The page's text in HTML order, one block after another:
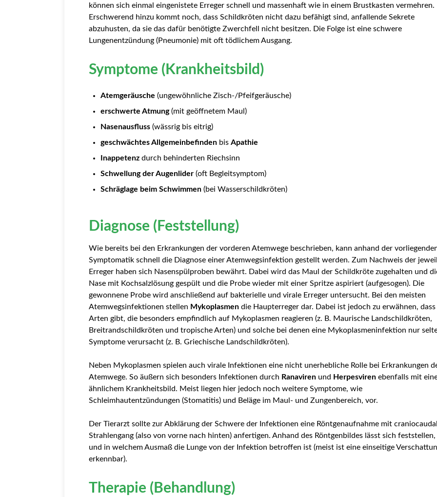
können sich einmal eingenistete Erreger schnell und massenhaft wie in einem Brustkasten vermehren.
Erschwerend hinzu kommt noch, dass Schildkröten nicht dazu befähigt sind, anfallende Sekrete
abzuhusten, da sie das dafür benötigte Zwerchfell nicht besitzen. Die Folge ist eine schwere
Lungenentzündung (Pneumonie) mit oft tödlichem Ausgang.
Symptome (Krankheitsbild)
Atemgeräusche (ungewöhnliche Zisch-/Pfeifgeräusche)
erschwerte Atmung(mit geöffnetem Maul)
Nasenausfluss (wässrig bis eitrig)
geschwächtes Allgemeinbefinden bis Apathie
Inappetenz durch behinderten Riechsinn
Schwellung der Augenlider (oft Begleitsymptom)
Schräglage beim Schwimmen (bei Wasserschildkröten)
Diagnose (Feststellung)
Wie bereits bei den Erkrankungen der vorderen Atemwege beschrieben, kann anhand der
Symptomatik schnell die Diagnose einer Atemwegsinfektion gestellt werden. Zum Nachweis der
Erreger haben sich Nasenspülproben bewährt. Dabei wird das Maul der Schildkröte zugehalten und
Nase mit Kochsalzlösung gespült und die Probe wieder mit einer Spritze aspiriert (aufgesogen). Die
gewonnene Probe wird anschließend auf bakterielle und virale Erreger untersucht. Bei den meisten
Atemwegsinfektionen stellen Mykoplasmen die Haupterreger dar. Dabei ist jedoch zu erwähnen, dass
Arten gibt, die besonders empfindlich auf Mykoplasmen reagieren (z. B. Maurische Landschildkröten,
Breitrandschildkröten und tropische Arten) und solche bei denen eine Mykoplasmeninfektion nur
Symptome verursacht (z. B. Griechische Landschildkröten).
Neben Mykoplasmen spielen auch virale Infektionen eine nicht unerhebliche Rolle bei Erkrankungen
Atemwege. So äußern sich besonders Infektionen durch Ranaviren und Herpesviren ebenfalls mit
ähnlichem Krankheitsbild. Meist liegen hier jedoch noch weitere Symptome, wie
Schleimhautentzündungen (Stomatitis) und Beläge im Maul- und Zungenbereich, vor.
Der Tierarzt sollte zur Abklärung der Schwere der Infektionen eine Röntgenaufnahme mit
Strahlengang (also von vorne nach hinten) anfertigen. Anhand des Röntgenbildes lässt sich
und in welchem Ausmaß die Lunge von der Infektion betroffen ist (meist ist eine einseitige
erkennbar).
Therapie (Behandlung)